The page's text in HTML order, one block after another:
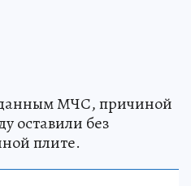
МЧС, причиной
оставили без
плите.